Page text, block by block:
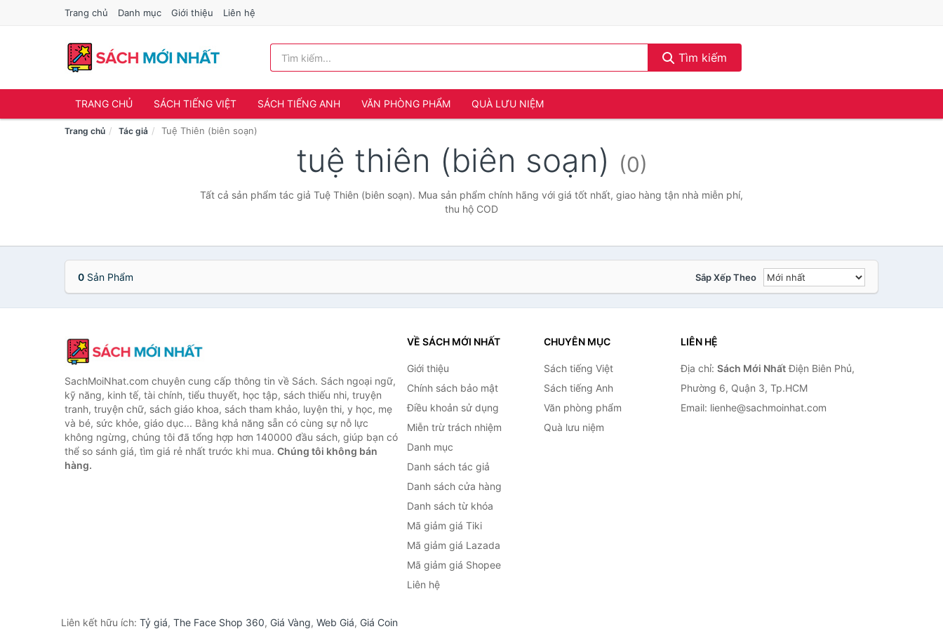
Trang chủ Danh mục Giới thiệu Liên hệ
Tìm kiếm
TRANG CHỦ SÁCH TIẾNG VIỆT SÁCH TIẾNG ANH VĂN PHÒNG PHẨM QUÀ LƯU NIỆM
Trang chủ Tác giả Tuệ Thiên (biên soạn)
tuệ thiên (biên soạn) (0)
Tất cả sản phẩm tác giả Tuệ Thiên (biên soạn). Mua sản phẩm chính hãng với giá tốt nhất, giao hàng tận nhà miễn phí,
thu hộ COD
0 Sản Phẩm Sắp Xếp Theo
SachMoiNhat.com chuyên cung cấp thông tin về Sách. Sách ngoại ngữ,
kỹ năng, kinh tế, tài chính, tiểu thuyết, học tập, sách thiếu nhi, truyện
tranh, truyện chữ, sách giáo khoa, sách tham khảo, luyện thi, y học, mẹ
và bé, sức khỏe, giáo dục... Bằng khả năng sẵn có cùng sự nỗ lực
không ngừng, chúng tôi đã tổng hợp hơn 140000 đầu sách, giúp bạn có
thể so sánh giá, tìm giá rẻ nhất trước khi mua. Chúng tôi không bán
hàng.
VỀ SÁCH MỚI NHẤT
Giới thiệu
Chính sách bảo mật
Điều khoản sử dụng
Miễn trừ trách nhiệm
Danh mục
Danh sách tác giả
Danh sách cửa hàng
Danh sách từ khóa
Mã giảm giá Tiki
Mã giảm giá Lazada
Mã giảm giá Shopee
Liên hệ
CHUYÊN MỤC
Sách tiếng Việt
Sách tiếng Anh
Văn phòng phẩm
Quà lưu niệm
LIÊN HỆ
Địa chỉ: Sách Mới NhấtĐiện Biên Phủ,
Phường 6, Quận 3, Tp.HCM
Email: lienhe@sachmoinhat.com
Liên kết hữu ích: Tỷ giá, The Face Shop 360, Giá Vàng, Web Giá, Giá Coin